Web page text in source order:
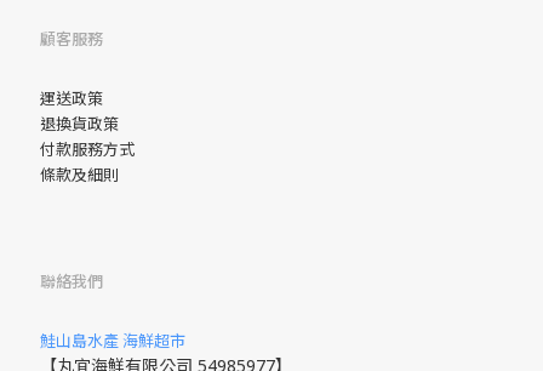
顧客服務
運送政策
退換貨政策
付款服務方式
條款及細則
聯絡我們
鮭山島水產 海鮮超市
【丸宜海鮮有限公司 54985977】